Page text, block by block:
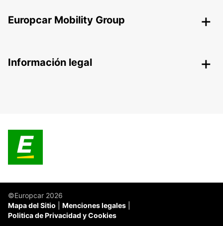
Europcar Mobility Group
Información legal
©Europcar 2026
Mapa del Sitio
Menciones legales
Politica de Privacidad y Cookies